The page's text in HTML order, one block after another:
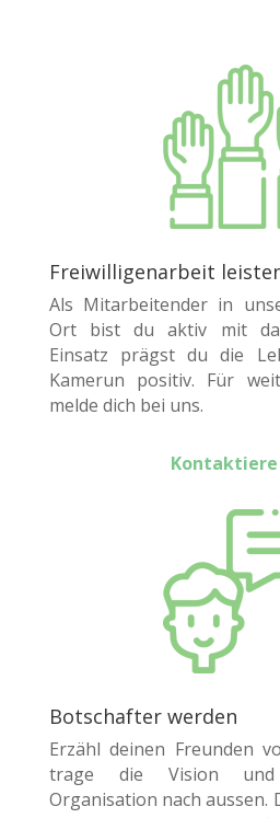
Freiwilligenarbeit
Als Mitarbeitender in
Ort bist du aktiv mit
Einsatz prägst du die
Kamerun positiv. Für
melde dich bei uns.
Kontaktiere
Botschafter werden
Erzähl deinen Freunden
trage die Vision
Organisation nach aussen.